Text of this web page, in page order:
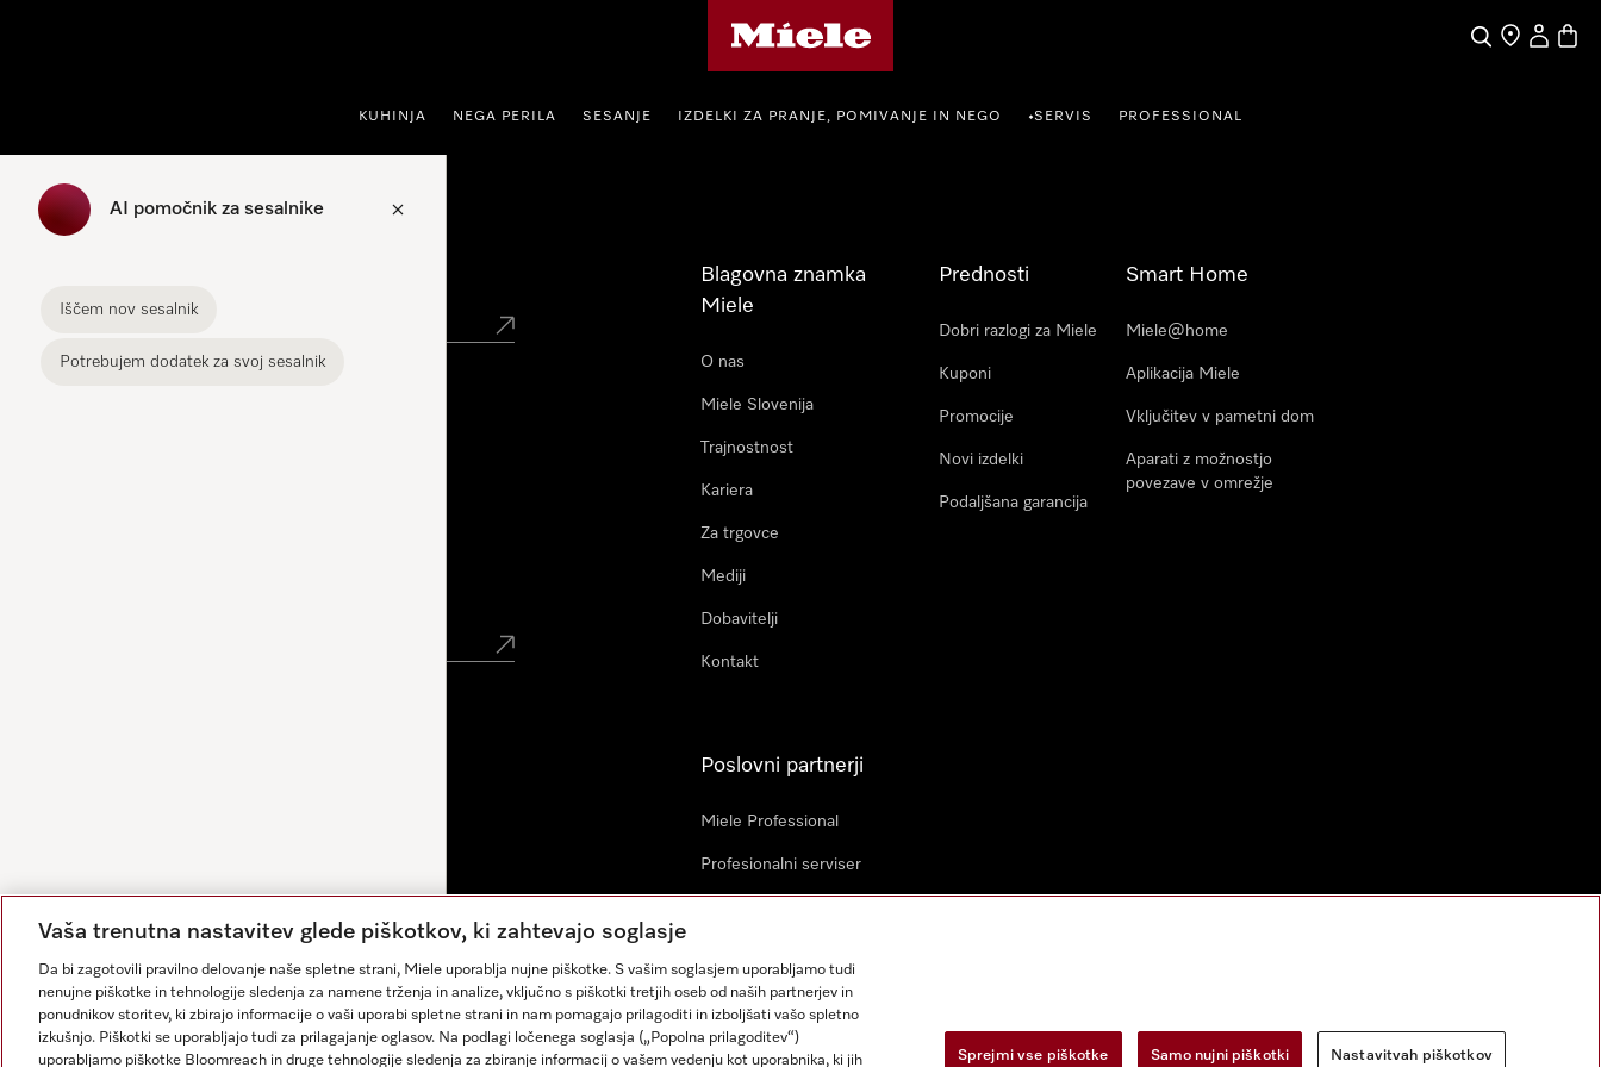
Iskanje
Moj račun
KUHINJA NEGA PERILA SESANJE IZDELKI ZA PRANJE, POMIVANJE IN NEGO •SERVIS PROFESSIONAL
AI pomočnik za sesalnike
Iščem nov sesalnik
Potrebujem dodatek za svoj sesalnik
Odgovore ustvarja umetna inteligenca. Naš pomočnik vam
Blagovna znamka
Miele
O nas
Miele Slovenija
Trajnostnost
Kariera
Za trgovce
Mediji
Dobavitelji
Kontakt
Prednosti
Dobri razlogi za Miele
Kuponi
Promocije
Novi izdelki
Podaljšana garancija
Smart Home
Miele@home
Aplikacija Miele
Vključitev v pametni dom
Aparati z možnostjo
povezave v omrežje
Poslovni partnerji
Miele Professional
Profesionalni serviser
Vaša trenutna nastavitev glede piškotkov, ki zahtevajo soglasje
Da bi zagotovili pravilno delovanje naše spletne strani, Miele uporablja nujne piškotke. S vašim soglasjem uporabljamo tudi
nenujne piškotke in tehnologije sledenja za namene trženja in analize, vključno s piškotki tretjih oseb od naših partnerjev in
ponudnikov storitev, ki zbirajo informacije o vaši uporabi spletne strani in nam pomagajo prilagoditi in izboljšati vašo spletno
izkušnjo. Piškotki se uporabljajo tudi za prilagajanje oglasov. Na podlagi ločenega soglasja („Popolna prilagoditev“)
uporabljamo piškotke Bloomreach in druge tehnologije sledenja za zbiranje informacij o vašem vedenju kot uporabnika, ki jih
Sprejmi vse piškotke Samo nujni piškotki Nastavitvah piškotkov